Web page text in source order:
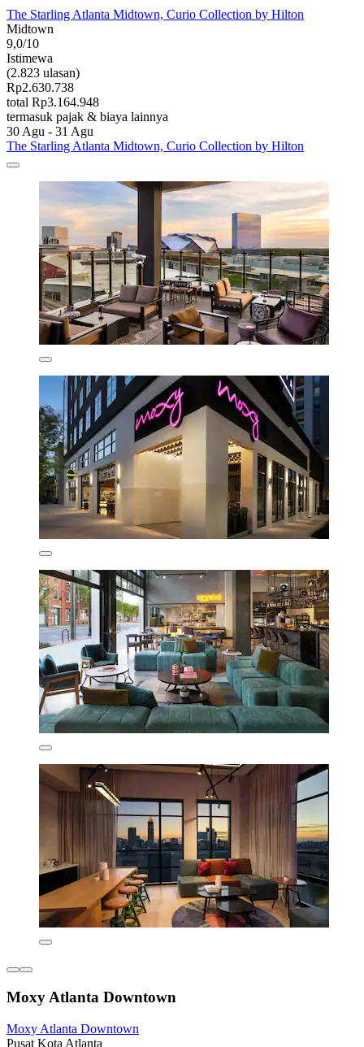
The Starling Atlanta Midtown, Curio Collection by Hilton
Midtown
9,0/10
Istimewa
(2.823 ulasan)
Rp2.630.738
total Rp3.164.948
termasuk pajak & biaya lainnya
30 Agu - 31 Agu
The Starling Atlanta Midtown, Curio Collection by Hilton
Moxy Atlanta Downtown
Moxy Atlanta Downtown
Pusat Kota Atlanta